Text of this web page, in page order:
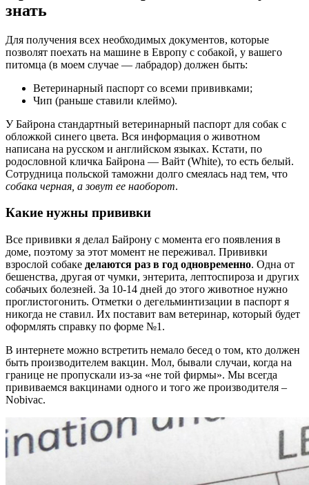
знать
Для получения всех необходимых документов, которые
позволят поехать на машине в Европу с собакой, у вашего
питомца (в моем случае — лабрадор) должен быть:
Ветеринарный паспорт со всеми прививками;
Чип (раньше ставили клеймо).
У Байрона стандартный ветеринарный паспорт для собак с
обложкой синего цвета. Вся информация о животном
написана на русском и английском языках. Кстати, по
родословной кличка Байрона — Вайт (White), то есть белый.
Сотрудница польской таможни долго смеялась над тем, что
собака черная, а зовут ее наоборот.
Какие нужны прививки
Все прививки я делал Байрону с момента его появления в
доме, поэтому за этот момент не переживал. Прививки
взрослой собаке делаются раз в год одновременно. Одна от
бешенства, другая от чумки, энтерита, лептоспироза и других
собачьих болезней. За 10-14 дней до этого животное нужно
проглистогонить. Отметки о дегельминтизации в паспорт я
никогда не ставил. Их поставит вам ветеринар, который будет
оформлять справку по форме №1.
В интернете можно встретить немало бесед о том, кто должен
быть производителем вакцин. Мол, бывали случаи, когда на
границе не пропускали из-за «не той фирмы». Мы всегда
прививаемся вакцинами одного и того же производителя –
Nobivac.